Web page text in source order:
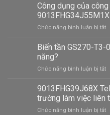
Công dụng của
Chức năng bình luận bị tắtở
tắc
Biến tần GS270-T3-
năng?
Chức năng bình luận bị tắtở
9013FHG39J68X
trường làm việc liên
Chức năng bình luận bị tắtở